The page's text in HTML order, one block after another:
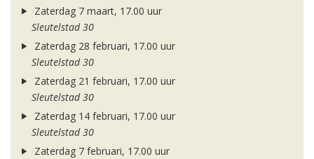
Zaterdag 7 maart, 17.00 uur
Sleutelstad 30
Zaterdag 28 februari, 17.00 uur
Sleutelstad 30
Zaterdag 21 februari, 17.00 uur
Sleutelstad 30
Zaterdag 14 februari, 17.00 uur
Sleutelstad 30
Zaterdag 7 februari, 17.00 uur